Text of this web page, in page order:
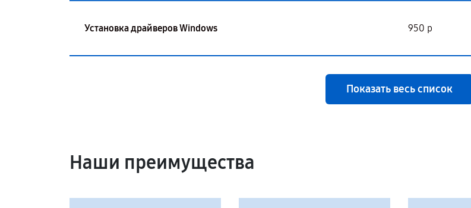
Установка драйверов Windows 950 р
Показать весь список
Наши преимущества